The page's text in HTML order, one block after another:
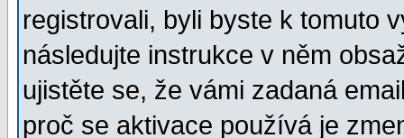
registrovali, byli byste k tomuto
následujte instrukce v něm
ujistěte se, že vámi zadaná
proč se aktivace používá je